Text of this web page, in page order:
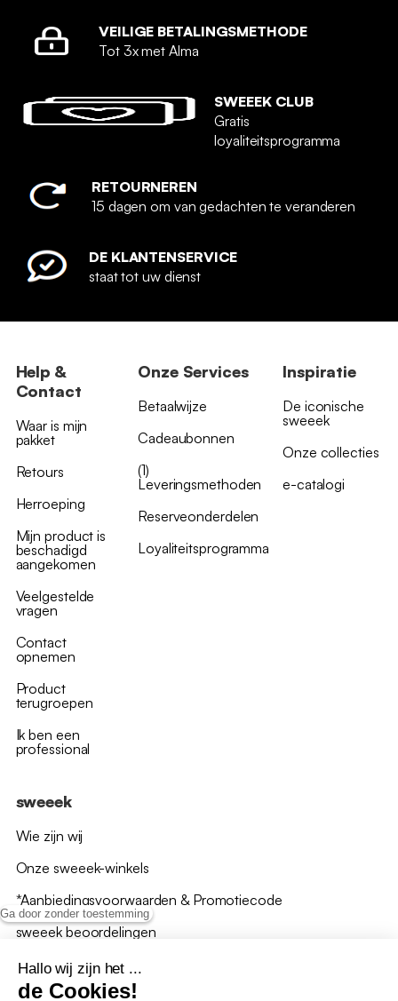
Ga door zonder toestemming
Hallo wij zijn het ...
de Cookies!
VEILIGE BETALINGSMETHODE
Tot 3x met Alma
SWEEEK CLUB
Gratis
loyaliteitsprogramma
RETOURNEREN
15 dagen om van gedachten te veranderen
DE KLANTENSERVICE
staat tot uw dienst
Help &
Contact
Waar is mijn
pakket
Retours
Herroeping
Mijn product is
beschadigd
aangekomen
Veelgestelde
vragen
Contact
opnemen
Product
terugroepen
Ik ben een
professional
Onze Services
Betaalwijze
Cadeaubonnen
(1)
Leveringsmethoden
Reserveonderdelen
Loyaliteitsprogramma
Inspiratie
De iconische
sweeek
Onze collecties
e-catalogi
sweeek
Wie zijn wij
Onze sweeek-winkels
*Aanbiedingsvoorwaarden & Promotiecode
sweeek beoordelingen